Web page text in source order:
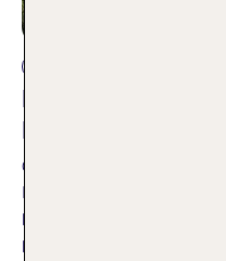
Bekannte und
Mittelmeerinseln:
03.07.2023
Im Mittelmeer gibt es
hat ihren ganz besonderen
kennst du bestimmt. Aber